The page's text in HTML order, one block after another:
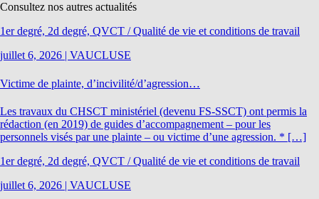
Consultez nos autres actualités
1er degré, 2d degré, QVCT / Qualité de vie et conditions de travail
juillet 6, 2026 | VAUCLUSE
Victime de plainte, d’incivilité/d’agression…
Les travaux du CHSCT ministériel (devenu FS-SSCT) ont permis la
rédaction (en 2019) de guides d’accompagnement – pour les
personnels visés par une plainte – ou victime d’une agression. * […]
1er degré, 2d degré, QVCT / Qualité de vie et conditions de travail
juillet 6, 2026 | VAUCLUSE